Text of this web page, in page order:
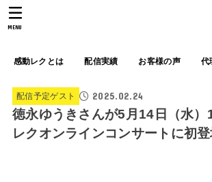
感動レクとは 配信実績 お客様の声 代
MENU
配信予定ゲスト 2025.02.24
徳永ゆうきさんが5月14日（水）
レクオンラインコンサートに初登